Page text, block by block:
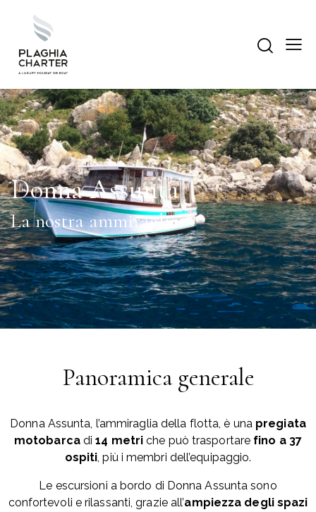
Donna Assunta
La nostra ammiraglia
Panoramica generale
Donna Assunta, l’ammiraglia della flotta, è una pregiata
motobarcadi14 metri che può trasportare fino a 37
ospiti, più i membri dell’equipaggio.
Le escursioni a bordo di Donna Assunta sono
confortevoli e rilassanti, grazie all’ampiezza degli spazi